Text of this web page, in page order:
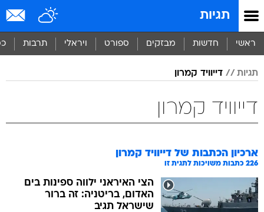
תגיות
ראשי חדשות מבזקים ספורט ויראלי תרבות
תגיות דייוויד קמרון
דייוויד קמרון
ארכיון הכתבות של דייוויד קמרון
226 כתבות משויכות לתגית זו
הצי האיראני ילווה ספינות בים
האדום, בריטניה: זה ברור
שישראל תגיב